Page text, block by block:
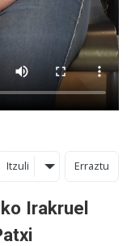
Itzuli Erraztu
Irakruel